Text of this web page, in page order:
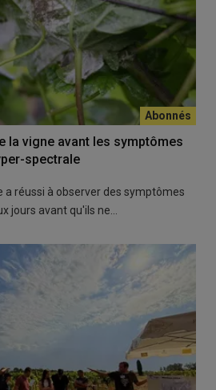
la vigne avant les symptômes
spectrale
a réussi à observer des symptômes
jours avant qu'ils ne…